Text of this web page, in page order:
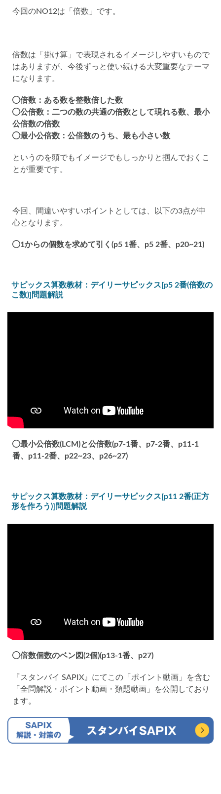
今回のNO12は「倍数」です。
倍数は「掛け算」で表現されるイメージしやすいもので
はありますが、今後ずっと使い続ける大変重要なテーマ
になります。
倍数：ある数を整数倍した数
公倍数：二つの数の共通の倍数として現れる数、最小
公倍数の倍数
最小公倍数：公倍数のうち、最も小さい数
というのを頭でもイメージでもしっかりと掴んでおくこ
とが重要です。
今回、間違いやすいポイントとしては、以下の3点が中
心となります。
1からの個数を求めて引く(p5 1番、p5 2番、p20~21)
サピックス算数教材：デイリーサピックス[p5 2番(倍数の
こ数)]問題解説
最小公倍数(LCM)と公倍数(p7-1番、p7-2番、p11-1
番、p11-2番、p22~23、p26~27)
サピックス算数教材：デイリーサピックス[p11 2番(正方
形を作ろう)]問題解説
倍数個数のベン図(2個)(p13-1番、p27)
『スタンバイ SAPIX』にてこの「ポイント動画」を含む
「全問解説・ポイント動画・類題動画」を公開しており
ます。